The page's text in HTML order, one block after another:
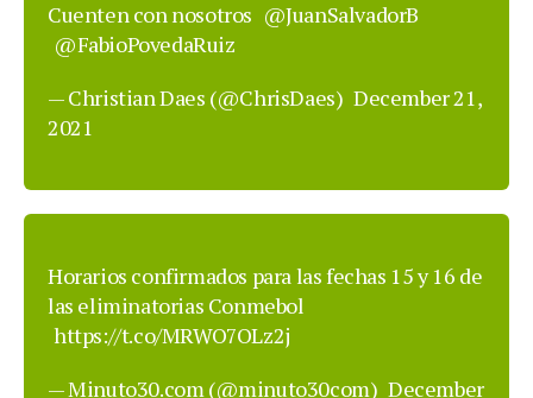
Cuenten con nosotros @JuanSalvadorB
@FabioPovedaRuiz
— Christian Daes (@ChrisDaes) December 21,
2021
Horarios confirmados para las fechas 15 y 16 de
las eliminatorias Conmebol
https://t.co/MRWO7OLz2j
— Minuto30.com (@minuto30com) December